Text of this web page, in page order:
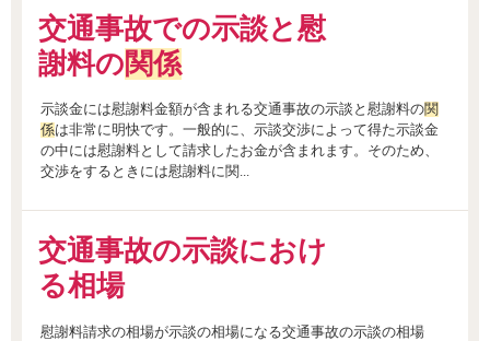
交通事故での示談と慰
謝料の関係
示談金には慰謝料金額が含まれる交通事故の示談と慰謝料の関
係は非常に明快です。一般的に、示談交渉によって得た示談金
の中には慰謝料として請求したお金が含まれます。そのため、
交渉をするときには慰謝料に関...
交通事故の示談におけ
る相場
慰謝料請求の相場が示談の相場になる交通事故の示談の相場